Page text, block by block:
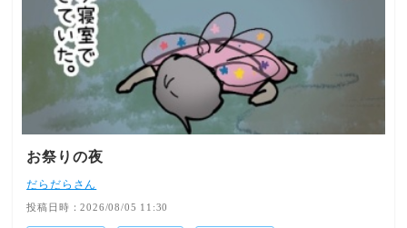
お祭りの夜
だらだらさん
投稿日時：2026/08/05 11:30